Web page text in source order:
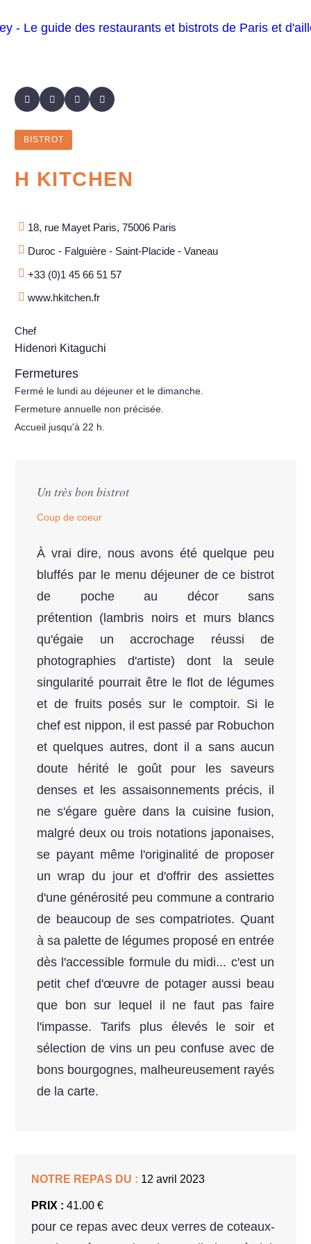
BISTROT
H KITCHEN
18, rue Mayet Paris, 75006 Paris
Duroc - Falguière - Saint-Placide - Vaneau
+33 (0)1 45 66 51 57
www.hkitchen.fr
Chef
Hidenori Kitaguchi
Fermetures
Fermé le lundi au déjeuner et le dimanche.
Fermeture annuelle non précisée.
Accueil jusqu'à 22 h.
Un très bon bistrot
Coup de coeur
À vrai dire, nous avons été quelque peu
bluffés par le menu déjeuner de ce bistrot
de poche au décor sans
prétention (lambris noirs et murs blancs
qu'égaie un accrochage réussi de
photographies d'artiste) dont la seule
singularité pourrait être le flot de légumes
et de fruits posés sur le comptoir. Si le
chef est nippon, il est passé par Robuchon
et quelques autres, dont il a sans aucun
doute hérité le goût pour les saveurs
denses et les assaisonnements précis, il
ne s'égare guère dans la cuisine fusion,
malgré deux ou trois notations japonaises,
se payant même l'originalité de proposer
un wrap du jour et d'offrir des assiettes
d'une générosité peu commune a contrario
de beaucoup de ses compatriotes. Quant
à sa palette de légumes proposé en entrée
dès l'accessible formule du midi... c'est un
petit chef d'œuvre de potager aussi beau
que bon sur lequel il ne faut pas faire
l'impasse. Tarifs plus élevés le soir et
sélection de vins un peu confuse avec de
bons bourgognes, malheureusement rayés
de la carte.
NOTRE REPAS DU : 12 avril 2023
PRIX : 41.00 €
pour ce repas avec deux verres de coteaux-